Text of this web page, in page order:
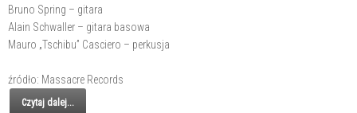
Bruno Spring – gitara
Alain Schwaller – gitara basowa
Mauro „Tschibu” Casciero – perkusja
źródło: Massacre Records
Czytaj dalej...